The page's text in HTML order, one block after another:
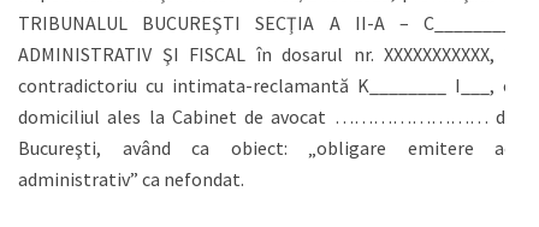
TRIBUNALUL BUCUREŞTI SECŢIA A II-A – C_________
ADMINISTRATIV ŞI FISCAL în dosarul nr. XXXXXXXXXXX, în
contradictoriu cu intimata-reclamantă K________ I___, cu
domiciliul ales la Cabinet de avocat …………………… din
Bucureşti, având ca obiect: „obligare emitere act
administrativ” ca nefondat.